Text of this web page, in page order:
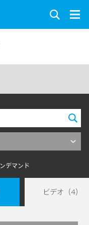
デマンド
ビデオ （4）